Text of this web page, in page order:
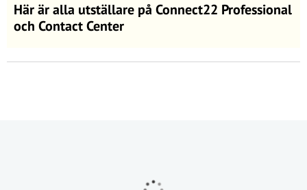
Här är alla utställare på Connect22 Professional
och Contact Center